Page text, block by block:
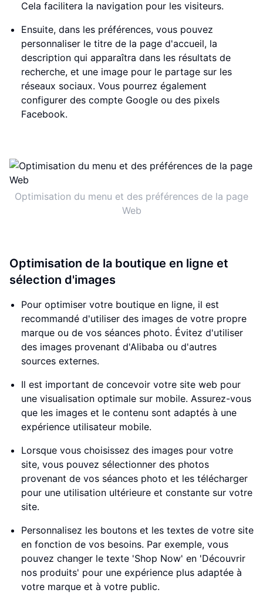
Cela facilitera la navigation pour les visiteurs.
Ensuite, dans les préférences, vous pouvez
personnaliser le titre de la page d'accueil, la
description qui apparaîtra dans les résultats de
recherche, et une image pour le partage sur les
réseaux sociaux. Vous pourrez également
configurer des compte Google ou des pixels
Facebook.
Optimisation du menu et des préférences de la page
Web
Optimisation de la boutique en ligne et
sélection d'images
Pour optimiser votre boutique en ligne, il est
recommandé d'utiliser des images de votre propre
marque ou de vos séances photo. Évitez d'utiliser
des images provenant d'Alibaba ou d'autres
sources externes.
Il est important de concevoir votre site web pour
une visualisation optimale sur mobile. Assurez-vous
que les images et le contenu sont adaptés à une
expérience utilisateur mobile.
Lorsque vous choisissez des images pour votre
site, vous pouvez sélectionner des photos
provenant de vos séances photo et les télécharger
pour une utilisation ultérieure et constante sur votre
site.
Personnalisez les boutons et les textes de votre site
en fonction de vos besoins. Par exemple, vous
pouvez changer le texte 'Shop Now' en 'Découvrir
nos produits' pour une expérience plus adaptée à
votre marque et à votre public.